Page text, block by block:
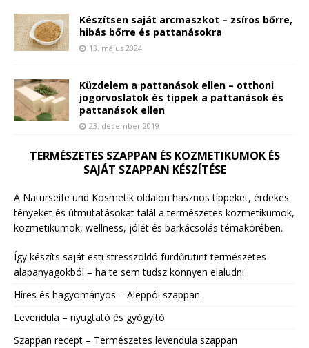
Készítsen saját arcmaszkot – zsíros bőrre,
hibás bőrre és pattanásokra
13. május 2024
Küzdelem a pattanások ellen – otthoni
jogorvoslatok és tippek a pattanások és
pattanások ellen
23. december 2019
TERMÉSZETES SZAPPAN ÉS KOZMETIKUMOK ÉS
SAJÁT SZAPPAN KÉSZÍTÉSE
A Naturseife und Kosmetik oldalon hasznos tippeket, érdekes
tényeket és útmutatásokat talál a természetes kozmetikumok,
kozmetikumok, wellness, jólét és barkácsolás témakörében.
Így készíts saját esti stresszoldó fürdőrutint természetes
alapanyagokból – ha te sem tudsz könnyen elaludni
Híres és hagyományos – Aleppói szappan
Levendula – nyugtató és gyógyító
Szappan recept – Természetes levendula szappan